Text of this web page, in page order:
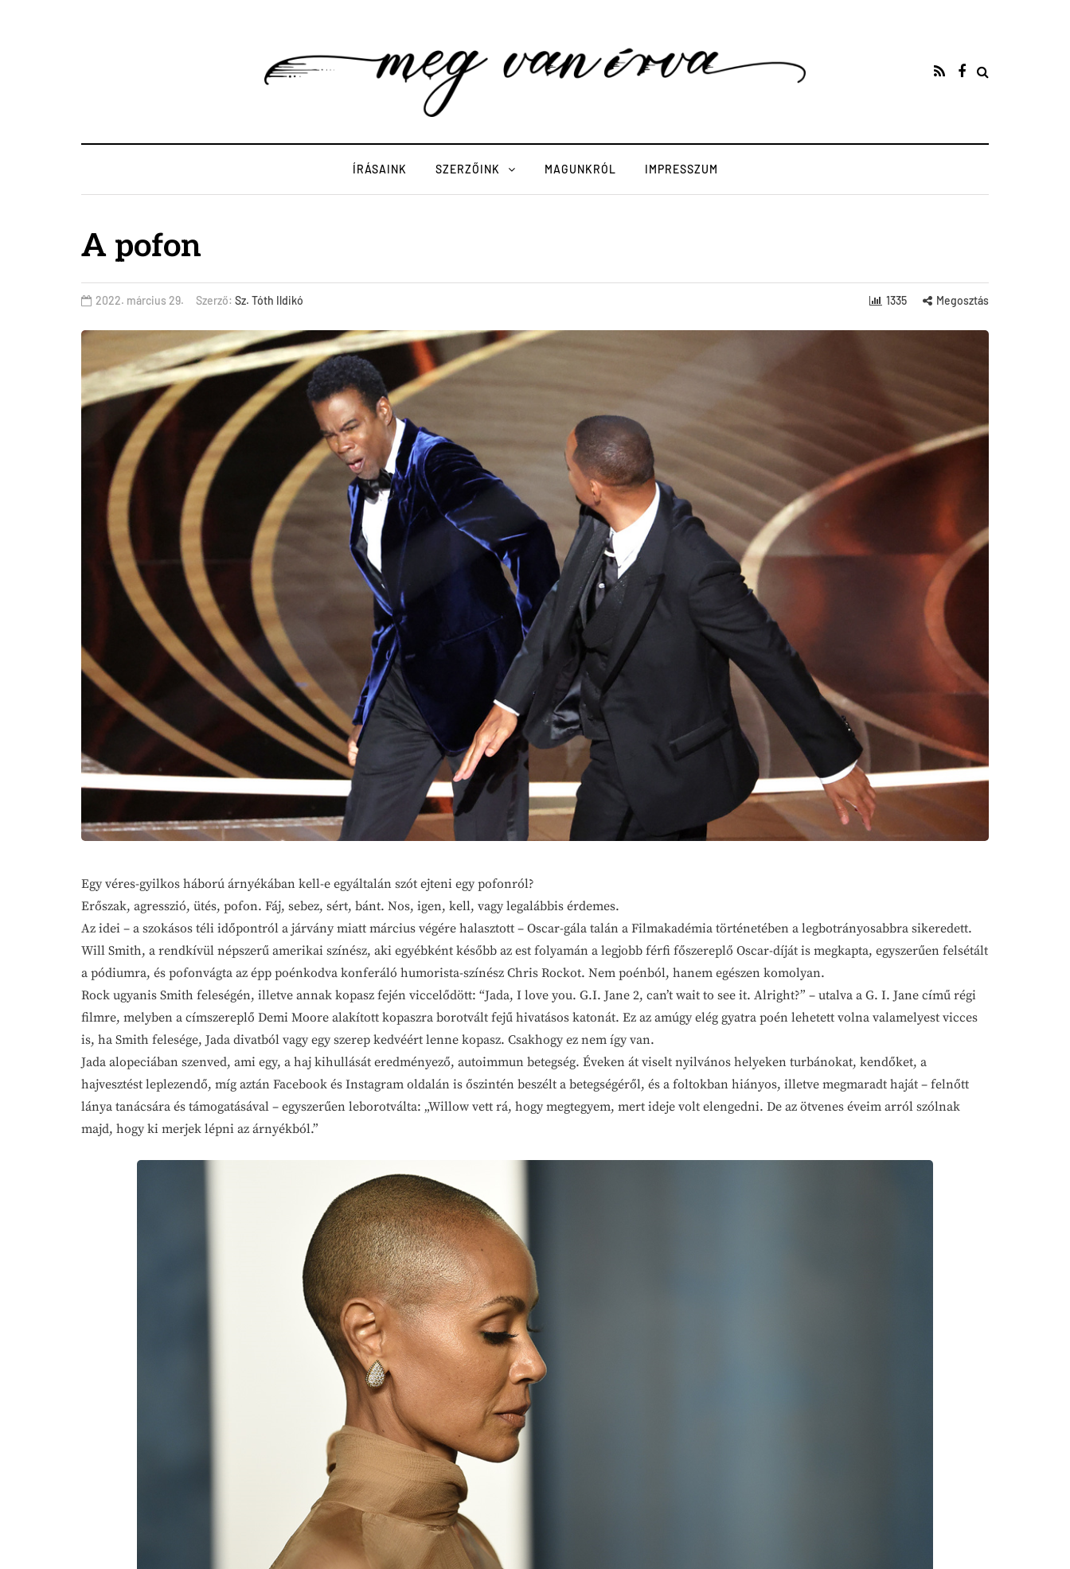
ÍRÁSAINK SZERZŐINK MAGUNKRÓL IMPRESSZUM
A pofon
2022. március 29. Szerző: Sz. Tóth Ildikó 1335 Megosztás
Egy véres-gyilkos háború árnyékában kell-e egyáltalán szót ejteni egy pofonról?
Erőszak, agresszió, ütés, pofon. Fáj, sebez, sért, bánt. Nos, igen, kell, vagy legalábbis érdemes.
Az idei – a szokásos téli időpontról a járvány miatt március végére halasztott – Oscar-gála talán a Filmakadémia történetében a legbotrányosabbra sikeredett.
Will Smith, a rendkívül népszerű amerikai színész, aki egyébként később az est folyamán a legjobb férfi főszereplő Oscar-díját is megkapta, egyszerűen felsétált
a pódiumra, és pofonvágta az épp poénkodva konferáló humorista-színész Chris Rockot. Nem poénból, hanem egészen komolyan.
Rock ugyanis Smith feleségén, illetve annak kopasz fején viccelődött: “Jada, I love you. G.I. Jane 2, can’t wait to see it. Alright?” – utalva a G. I. Jane című régi
filmre, melyben a címszereplő Demi Moore alakított kopaszra borotvált fejű hivatásos katonát. Ez az amúgy elég gyatra poén lehetett volna valamelyest vicces
is, ha Smith felesége, Jada divatból vagy egy szerep kedvéért lenne kopasz. Csakhogy ez nem így van.
Jada alopeciában szenved, ami egy, a haj kihullását eredményező, autoimmun betegség. Éveken át viselt nyilvános helyeken turbánokat, kendőket, a
hajvesztést leplezendő, míg aztán Facebook és Instagram oldalán is őszintén beszélt a betegségéről, és a foltokban hiányos, illetve megmaradt haját – felnőtt
lánya tanácsára és támogatásával – egyszerűen leborotválta: „Willow vett rá, hogy megtegyem, mert ideje volt elengedni. De az ötvenes éveim arról szólnak
majd, hogy ki merjek lépni az árnyékból.”